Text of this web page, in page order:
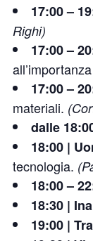
17:00 –
Righi)
17:00 –
17:00 –
materiali.
dalle
18:00 |
tecnologia.
18:00 –
18:30 |
19:00 |